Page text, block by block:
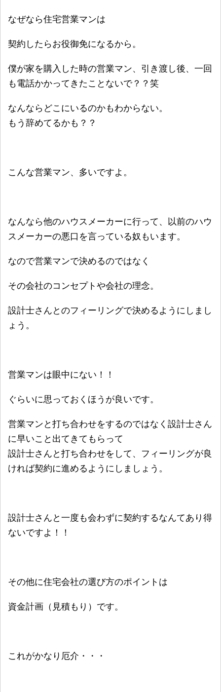
なぜなら住宅営業マンは
契約したらお役御免になるから。
僕が家を購入した時の営業マン、引き渡し後、一回
も電話かかってきたことないで？？笑
なんならどこにいるのかもわからない。
もう辞めてるかも？？
こんな営業マン、多いですよ。
なんなら他のハウスメーカーに行って、以前のハウ
スメーカーの悪口を言っている奴もいます。
なので営業マンで決めるのではなく
その会社のコンセプトや会社の理念。
設計士さんとのフィーリングで決めるようにしまし
ょう。
営業マンは眼中にない！！
ぐらいに思っておくほうが良いです。
営業マンと打ち合わせをするのではなく設計士さん
に早いこと出てきてもらって
設計士さんと打ち合わせをして、フィーリングが良
ければ契約に進めるようにしましょう。
設計士さんと一度も会わずに契約するなんてあり得
ないですよ！！
その他に住宅会社の選び方のポイントは
資金計画（見積もり）です。
これがかなり厄介・・・